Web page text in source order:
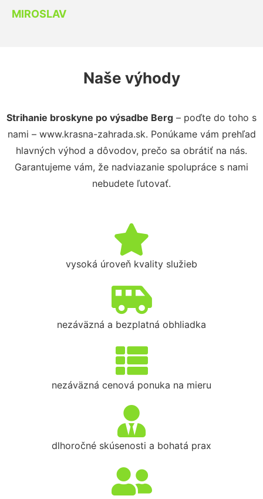
MIROSLAV
Naše výhody
Strihanie broskyne po výsadbe Berg – poďte do toho s
nami – www.krasna-zahrada.sk. Ponúkame vám prehľad
hlavných výhod a dôvodov, prečo sa obrátiť na nás.
Garantujeme vám, že nadviazanie spolupráce s nami
nebudete ľutovať.
vysoká úroveň kvality služieb
nezáväzná a bezplatná obhliadka
nezáväzná cenová ponuka na mieru
dlhoročné skúsenosti a bohatá prax